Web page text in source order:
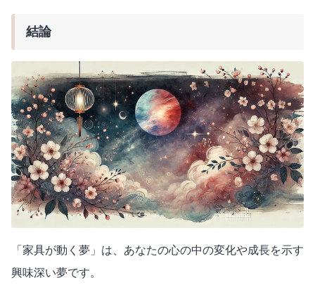
結論
「家具が動く夢」は、あなたの心の中の変化や成長を示す
興味深い夢です。